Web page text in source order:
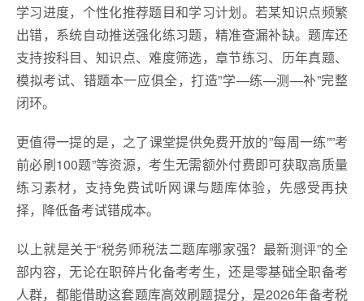
学习进度，个性化推荐题目和学习计划。若某知识点频繁
出错，系统自动推送强化练习题，精准查漏补缺。题库还
支持按科目、知识点、难度筛选，章节练习、历年真题、
模拟考试、错题本一应俱全，打造”学—练—测—补”完整
闭环。
更值得一提的是，之了课堂提供免费开放的”每周一练””考
前必刷100题”等资源，考生无需额外付费即可获取高质量
练习素材，支持免费试听网课与题库体验，先感受再抉
择，降低备考试错成本。
以上就是关于“税务师税法二题库哪家强？最新测评”的全
部内容，无论在职碎片化备考考生，还是零基础全职备考
人群，都能借助这套题库高效刷题提分，是2026年备考税